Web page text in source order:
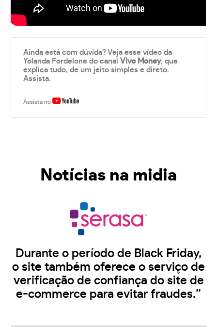
Ainda está com dúvida? Veja esse vídeo da
Yolanda Fordelone do canalVivo Money, que
explica tudo, de um jeito simples e direto.
Assista.
Assista no
Notícias na midia
Durante o período de Black Friday,
o site também oferece o serviço de
verificação de confiança do site de
e-commerce para evitar fraudes.”